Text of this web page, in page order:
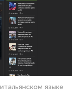
языке